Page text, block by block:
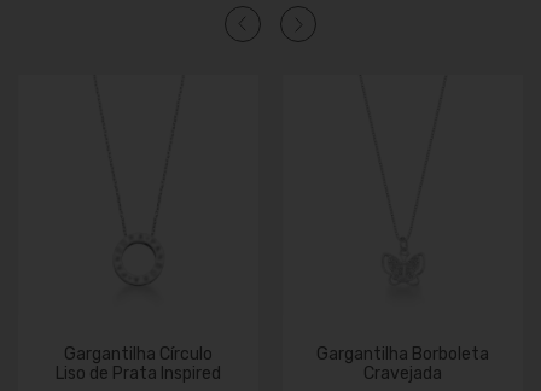
Gargantilha Círculo
Liso de Prata Inspired
Gargantilha Borboleta
Cravejada